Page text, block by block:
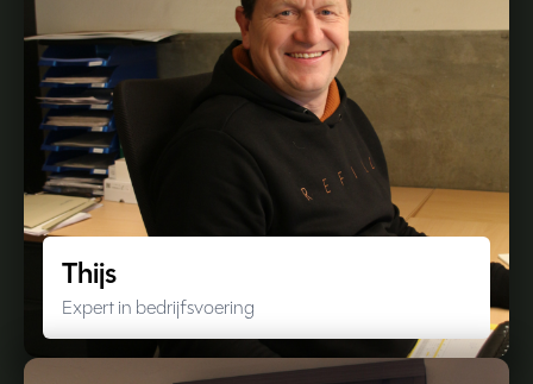
Thijs
Expert in bedrijfsvoering